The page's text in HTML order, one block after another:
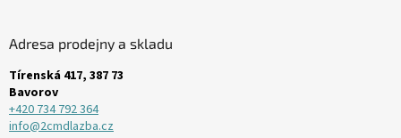
Adresa prodejny a skladu
Tírenská 417, 387 73
Bavorov
+420 734 792 364
info@2cmdlazba.cz